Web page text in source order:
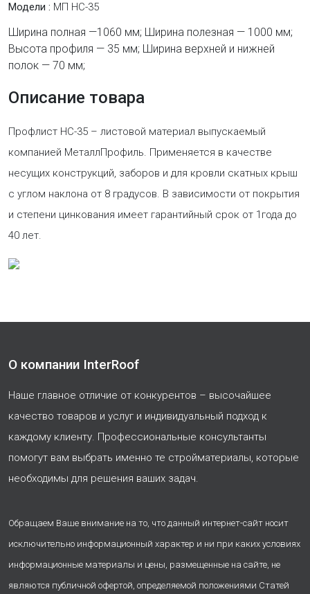
Модели : МП НС-35
Ширина полная —1060 мм; Ширина полезная — 1000 мм;
Высота профиля — 35 мм; Ширина верхней и нижней
полок — 70 мм;
Описание товара
Профлист НС-35 – листовой материал выпускаемый
компанией МеталлПрофиль. Применяется в качестве
несущих конструкций, заборов и для кровли скатных крыш
с углом наклона от 8 градусов. В зависимости от покрытия
и степени цинкования имеет гарантийный срок от 1года до
40 лет.
О компании InterRoof
Наше главное отличие от конкурентов – высочайшее
качество товаров и услуг и индивидуальный подход к
каждому клиенту. Профессиональные консультанты
помогут вам выбрать именно те стройматериалы, которые
необходимы для решения ваших задач.
Обращаем Ваше внимание на то, что данный интернет-сайт носит
исключительно информационный характер и ни при каких условиях
информационные материалы и цены, размещенные на сайте, не
являются публичной офертой, определяемой положениями Статей